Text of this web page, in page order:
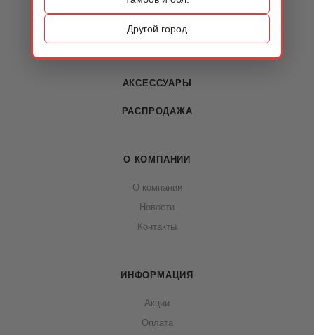
Другой город
ОБУВЬ
СУМКИ
АКСЕССУАРЫ
РАСПРОДАЖА
О КОМПАНИИ
О компании
Новости
Контакты
ИНФОРМАЦИЯ
Акции
Оплата